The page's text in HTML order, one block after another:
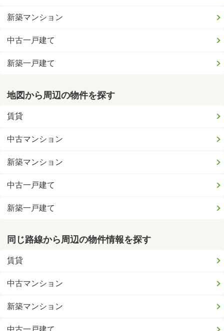
新築マンション
中古一戸建て
新築一戸建て
地図から周辺の物件を探す
賃貸
中古マンション
新築マンション
中古一戸建て
新築一戸建て
同じ路線から周辺の物件情報を探す
賃貸
中古マンション
新築マンション